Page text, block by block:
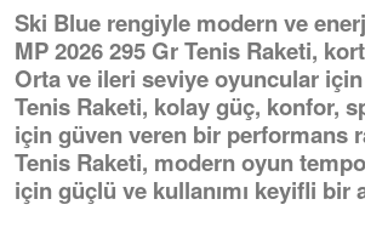
Ski Blue rengiyle modern ve
MP 2026 295 Gr Tenis Raketi,
Orta ve ileri seviye oyuncular
Tenis Raketi, kolay güç, konfor,
için güven veren bir performans
Tenis Raketi, modern oyun
için güçlü ve kullanımı keyifli bir